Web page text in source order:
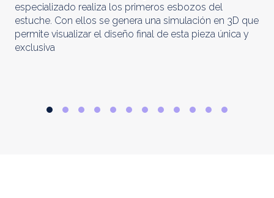
especializado realiza los primeros esbozos del
estuche. Con ellos se genera una simulación en 3D que
permite visualizar el diseño final de esta pieza única y
exclusiva